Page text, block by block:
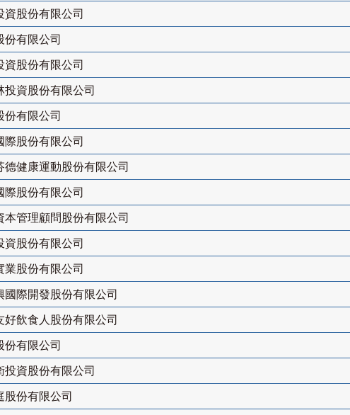
資股份有限公司
份有限公司
資股份有限公司
投資股份有限公司
份有限公司
際股份有限公司
德健康運動股份有限公司
際股份有限公司
本管理顧問股份有限公司
資股份有限公司
業股份有限公司
國際開發股份有限公司
好飲食人股份有限公司
份有限公司
投資股份有限公司
股份有限公司